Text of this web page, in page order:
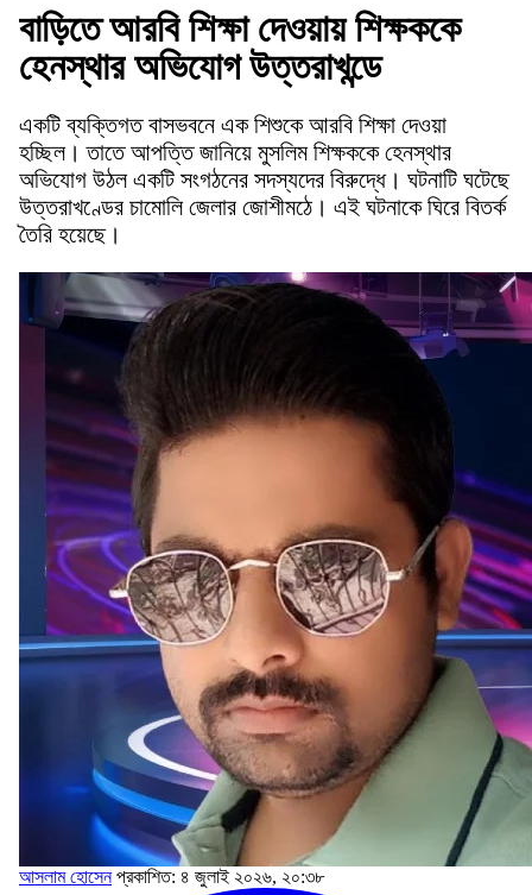
বাড়িতে আরবি শিক্ষা দেওয়ায় শিক্ষককে
হেনস্থার অভিযোগ উত্তরাখন্ডে
একটি ব্যক্তিগত বাসভবনে এক শিশুকে আরবি শিক্ষা দেওয়া
হচ্ছিল। তাতে আপত্তি জানিয়ে মুসলিম শিক্ষককে হেনস্থার
অভিযোগ উঠল একটি সংগঠনের সদস্যদের বিরুদ্ধে। ঘটনাটি ঘটেছে
উত্তরাখণ্ডের চামোলি জেলার জোশীমঠে। এই ঘটনাকে ঘিরে বিতর্ক
তৈরি হয়েছে।
আসলাম হোসেন প্রকাশিত: ৪ জুলাই ২০২৬, ২০:৩৮